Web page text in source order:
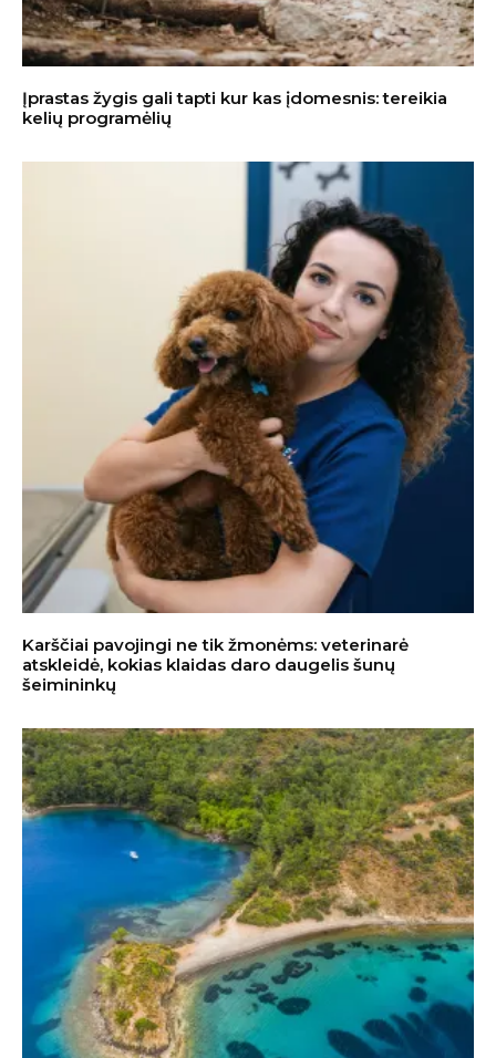
Įprastas žygis gali tapti kur kas įdomesnis: tereikia
kelių programėlių
Karščiai pavojingi ne tik žmonėms: veterinarė
atskleidė, kokias klaidas daro daugelis šunų
šeimininkų